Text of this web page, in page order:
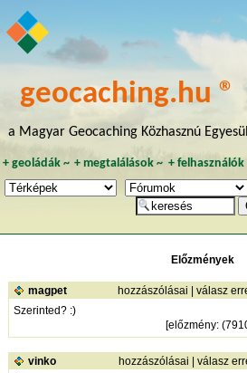
geocaching.hu ®
a Magyar Geocaching Közhasznú
+ geoládák~ +megtalálások ~ + felhasználók
Előzmények
magpet hozzászólásai | válasz
Szerinted? :)
[előzmény:
vinko hozzászólásai | válasz